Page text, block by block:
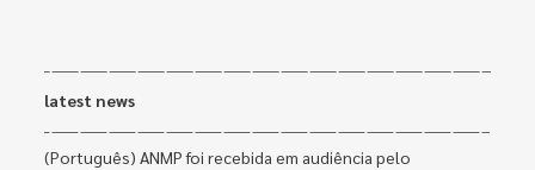
latest news
(Português) ANMP foi recebida em audiência pelo